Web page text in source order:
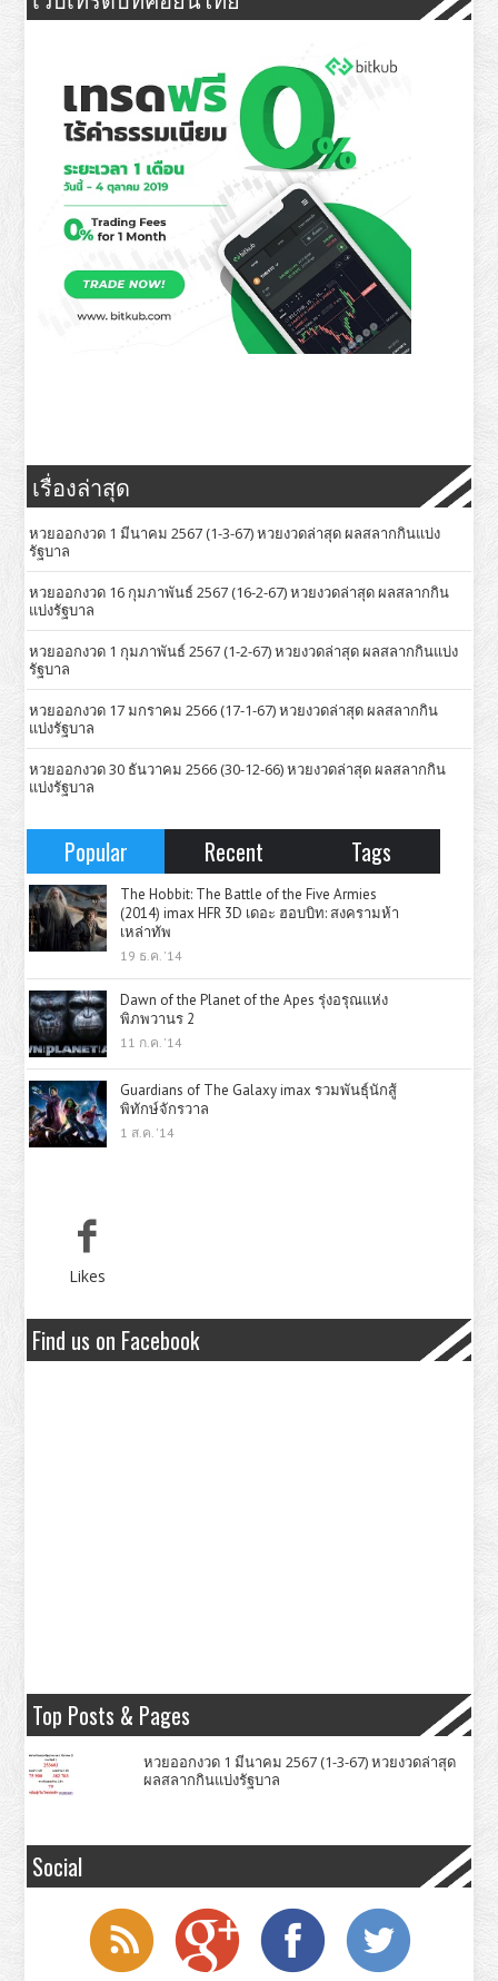
เรื่องล่าสุด
หวยออกงวด 1 มีนาคม 2567 (1-3-67) หวยงวดล่าสุด ผลสลากกินแบ่ง
รัฐบาล
หวยออกงวด 16 กุมภาพันธ์ 2567 (16-2-67) หวยงวดล่าสุด ผลสลากกิน
แบ่งรัฐบาล
หวยออกงวด 1 กุมภาพันธ์ 2567 (1-2-67) หวยงวดล่าสุด ผลสลากกินแบ่ง
รัฐบาล
หวยออกงวด 17 มกราคม 2566 (17-1-67) หวยงวดล่าสุด ผลสลากกิน
แบ่งรัฐบาล
หวยออกงวด 30 ธันวาคม 2566 (30-12-66) หวยงวดล่าสุด ผลสลากกิน
แบ่งรัฐบาล
Popular Recent Tags
The Hobbit: The Battle of the Five Armies
(2014) imax HFR 3D เดอะ ฮอบบิท: สงครามห้า
เหล่าทัพ
19 ธ.ค. '14
Dawn of the Planet of the Apes รุ่งอรุณแห่ง
พิภพวานร 2
11 ก.ค. '14
Guardians of The Galaxy imax รวมพันธุ์นักสู้
พิทักษ์จักรวาล
1 ส.ค. '14
Likes
Find us on Facebook
Top Posts & Pages
หวยออกงวด 1 มีนาคม 2567 (1-3-67) หวยงวดล่าสุด
ผลสลากกินแบ่งรัฐบาล
Social